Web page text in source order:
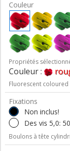
Couleur
Propriétés
Couleur :
Fluorescent
Fixations
Non inclus!
Des vis 5,0:
Boulons à tête